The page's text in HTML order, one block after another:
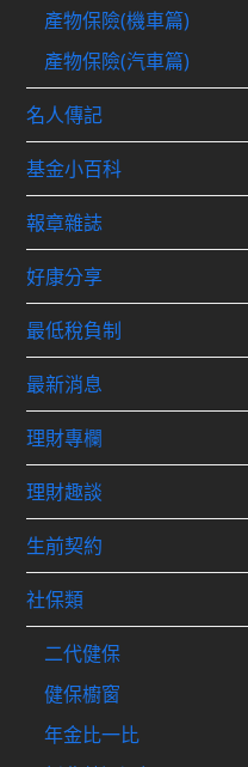
產物保險(機車篇)
產物保險(汽車篇)
名人傳記
基金小百科
報章雜誌
好康分享
最低稅負制
最新消息
理財專欄
理財趣談
生前契約
社保類
二代健保
健保櫥窗
年金比一比